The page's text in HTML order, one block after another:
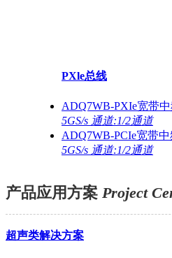
PXle总线
ADQ7WB-PXIe宽带
5GS/s 通道:1/2通道
ADQ7WB-PCIe宽带
5GS/s 通道:1/2通道
产品应用方案 Project
超声类解决方案